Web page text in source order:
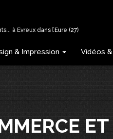
à Evreux dans l’Eure (27)
& Impression Vidéos